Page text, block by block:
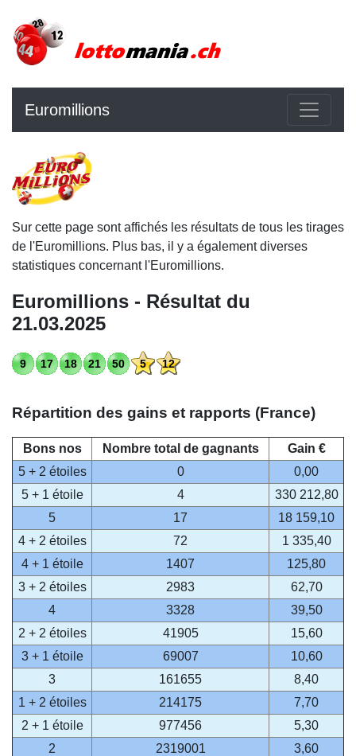
Euromillions
Sur cette page sont affichés les résultats de tous les tirages
de l'Euromillions. Plus bas, il y a également diverses
statistiques concernant l'Euromillions.
Euromillions - Résultat du
21.03.2025
9 17 18 21 50 5 12
Répartition des gains et rapports (France)
Bons nos Nombre total de gagnants
Gain €
5 + 2 étoiles
0
0,00
5 + 1 étoile
4
330 212,80
5
17
18 159,10
4 + 2 étoiles
72
1 335,40
4 + 1 étoile
1407
125,80
3 + 2 étoiles
2983
62,70
4
3328
39,50
2 + 2 étoiles
41905
15,60
3 + 1 étoile
69007
10,60
3
161655
8,40
1 + 2 étoiles
214175
7,70
2 + 1 étoile
977456
5,30
2
2319001 3,60